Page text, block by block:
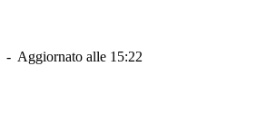
- Aggiornato alle 15:22